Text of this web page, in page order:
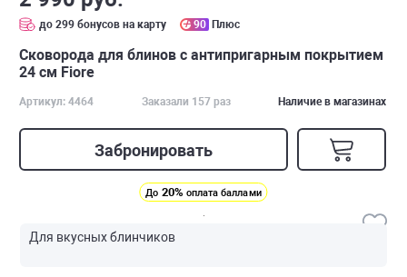
до 299 бонусов на карту 90 Плюс
Сковорода для блинов с антипригарным покрытием
24 см Fiore
Артикул: 4464 Заказали 157 раз Наличие в магазинах
Забронировать
До 20% оплата баллами
Для вкусных блинчиков